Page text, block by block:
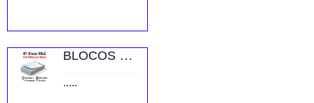
BLOCOS E TALÕES 50 FOLHAS AP 75G 50X2 75X105MM
.....